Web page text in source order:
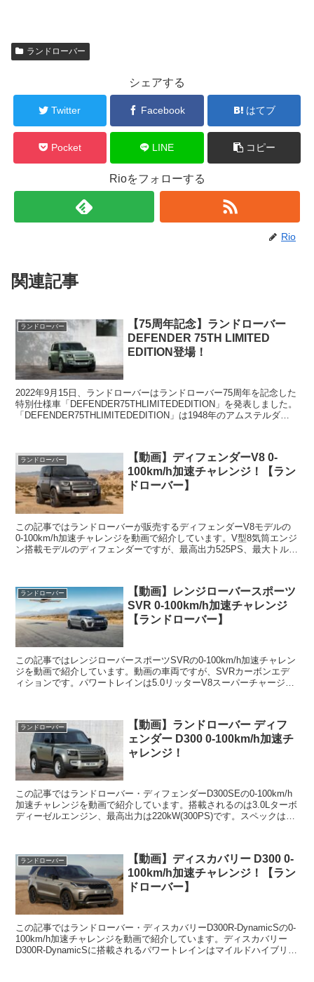
ランドローバー
シェアする
Twitter Facebook はてブ
Pocket LINE コピー
Rioをフォローする
Rio
関連記事
ランドローバー
【75周年記念】ランドローバー
DEFENDER 75TH LIMITED
EDITION登場！
2022年9月15日、ランドローバーはランドローバー75周年を記念した
特別仕様車「DEFENDER75THLIMITEDEDITION」を発表しました。
「DEFENDER75THLIMITEDEDITION」は1948年のアムステルダム
ランドローバー
【動画】ディフェンダーV8 0-
100km/h加速チャレンジ！【ラン
ドローバー】
この記事ではランドローバーが販売するディフェンダーV8モデルの
0-100km/h加速チャレンジを動画で紹介しています。V型8気筒エンジ
ン搭載モデルのディフェンダーですが、最高出力525PS、最大トルク
ランドローバー
【動画】レンジローバースポーツ
SVR 0-100km/h加速チャレンジ
【ランドローバー】
この記事ではレンジローバースポーツSVRの0-100km/h加速チャレン
ジを動画で紹介しています。動画の車両ですが、SVRカーボンエデ
ィションです。パワートレインは5.0リッターV8スーパーチャージド
ランドローバー
【動画】ランドローバー ディフ
ェンダー D300 0-100km/h加速チ
ャレンジ！
この記事ではランドローバー・ディフェンダーD300SEの0-100km/h
加速チャレンジを動画で紹介しています。搭載されるのは3.0Lターボ
ディーゼルエンジン、最高出力は220kW(300PS)です。スペックは以
ランドローバー
【動画】ディスカバリー D300 0-
100km/h加速チャレンジ！【ラン
ドローバー】
この記事ではランドローバー・ディスカバリーD300R-DynamicSの0-
100km/h加速チャレンジを動画で紹介しています。ディスカバリー
D300R-DynamicSに搭載されるパワートレインはマイルドハイブリッ